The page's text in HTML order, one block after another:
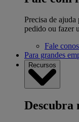
Precisa de
pedido ou fazer
Fale
Para grandes
Recursos
Descubra